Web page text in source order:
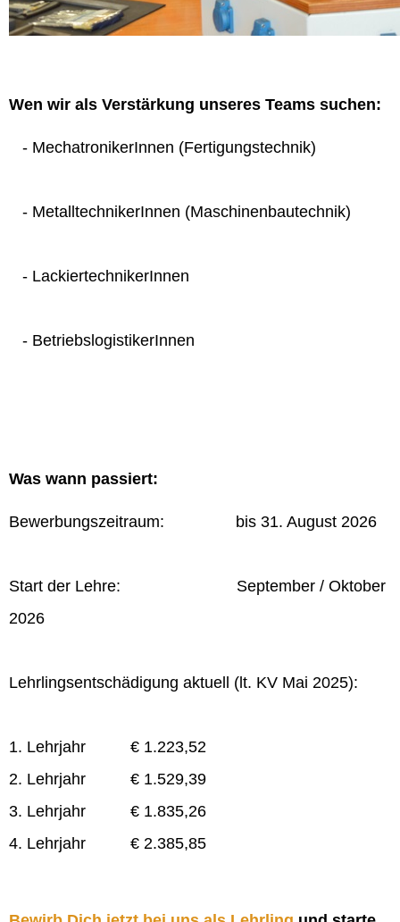
Wen wir als Verstärkung unseres Teams suchen:
- MechatronikerInnen (Fertigungstechnik)
- MetalltechnikerInnen (Maschinenbautechnik)
- LackiertechnikerInnen
- BetriebslogistikerInnen
Was wann passiert:
Bewerbungszeitraum: bis 31. August 2026
Start der Lehre: September / Oktober
2026
Lehrlingsentschädigung aktuell (lt. KV Mai 2025):
1. Lehrjahr € 1.223,52
2. Lehrjahr € 1.529,39
3. Lehrjahr € 1.835,26
4. Lehrjahr € 2.385,85